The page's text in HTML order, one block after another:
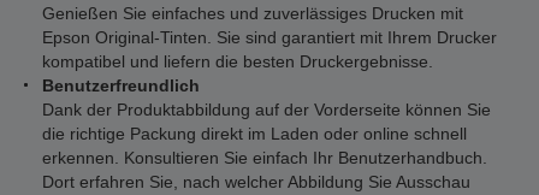
Genießen Sie einfaches und zuverlässiges Drucken mit
Epson Original-Tinten. Sie sind garantiert mit Ihrem Drucker
kompatibel und liefern die besten Druckergebnisse.
Benutzerfreundlich
Dank der Produktabbildung auf der Vorderseite können Sie
die richtige Packung direkt im Laden oder online schnell
erkennen. Konsultieren Sie einfach Ihr Benutzerhandbuch.
Dort erfahren Sie, nach welcher Abbildung Sie Ausschau